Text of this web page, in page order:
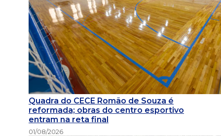
Quadra do CECE Romão de Souza é
reformada; obras do centro esportivo
entram na reta final
01/08/2026